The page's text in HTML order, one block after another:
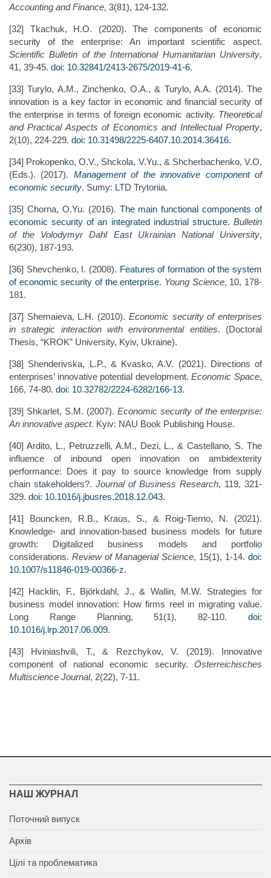
Accounting and Finance, 3(81), 124-132.
[32] Tkachuk, H.O. (2020). The components of economic
security of the enterprise: An important scientific aspect.
Scientific Bulletin of the International Humanitarian University,
41, 39-45. doi: 10.32841/2413-2675/2019-41-6.
[33] Turylo, A.M., Zinchenko, O.A., & Turylo, A.A. (2014). The
innovation is a key factor in economic and financial security of
the enterprise in terms of foreign economic activity. Theoretical
and Practical Aspects of Economics and Intellectual Property,
2(10), 224-229. doi: 10.31498/2225-6407.10.2014.36416.
[34] Prokopenko, O.V., Shckola, V.Yu., & Shcherbachenko, V.O.
(Eds.). (2017). Management of the innovative component of
economic security. Sumy: LTD Trytoriia.
[35] Chorna, O.Yu. (2016). The main functional components of
economic security of an integrated industrial structure.Bulletin
of the Volodymyr Dahl East Ukrainian National University,
6(230), 187-193.
[36] Shevchenko, I. (2008). Features of formation of the system
of economic security of the enterprise. Young Science, 10, 178-
181.
[37] Shemaieva, L.H. (2010). Economic security of enterprises
in strategic interaction with environmental entities. (Doctoral
Thesis, “KROK” University, Kyiv, Ukraine).
[38] Shenderivska, L.P., & Kvasko, A.V. (2021). Directions of
enterprises’ innovative potential development.Economic Space,
166, 74-80. doi: 10.32782/2224-6282/166-13.
[39] Shkarlet, S.M. (2007). Economic security of the enterprise:
An innovative aspect. Kyiv: NAU Book Publishing House.
[40] Ardito, L., Petruzzelli, A.M., Dezi, L., & Castellano, S. The
influence of inbound open innovation on ambidexterity
performance: Does it pay to source knowledge from supply
chain stakeholders?. Journal of Business Research, 119, 321-
329. doi: 10.1016/j.jbusres.2018.12.043.
[41] Bouncken, R.B., Kraus, S., & Roig-Tierno, N. (2021).
Knowledge- and innovation-based business models for future
growth: Digitalized business models and portfolio
considerations. Review of Managerial Science, 15(1), 1-14. doi:
10.1007/s11846-019-00366-z.
[42] Hacklin, F., Björkdahl, J., & Wallin, M.W. Strategies for
business model innovation: How firms reel in migrating value.
Long Range Planning, 51(1), 82-110. doi:
10.1016/j.lrp.2017.06.009.
[43] Hviniashvili, T., & Rezchykov, V. (2019). Innovative
component of national economic security. Österreichisches
Multiscience Journal, 2(22), 7-11.
НАШ ЖУРНАЛ
Поточний випуск
Архів
Цілі та проблематика